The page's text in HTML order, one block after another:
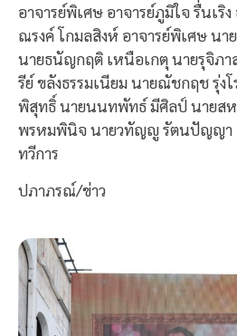
อาจารย์พิเศษ อาจารย์ภูมิใจ รื่นเริ
ณรงค์ โกมลสิงห์ อาจารย์พิเศษ น
นายธนัญกฤติ เหนือเกตุ นายรุจิภา
รีย์ ขลังธรรมเนียม นายณัชกฤช รุ่ง
พิสุทธิ์ นายนนทพัทธ์ มีศิลป์ นายส
พรหมพินิจ นายวทัญญู รัตนปัญญา
ทวีการ
ปภาภรณ์/ข่าว